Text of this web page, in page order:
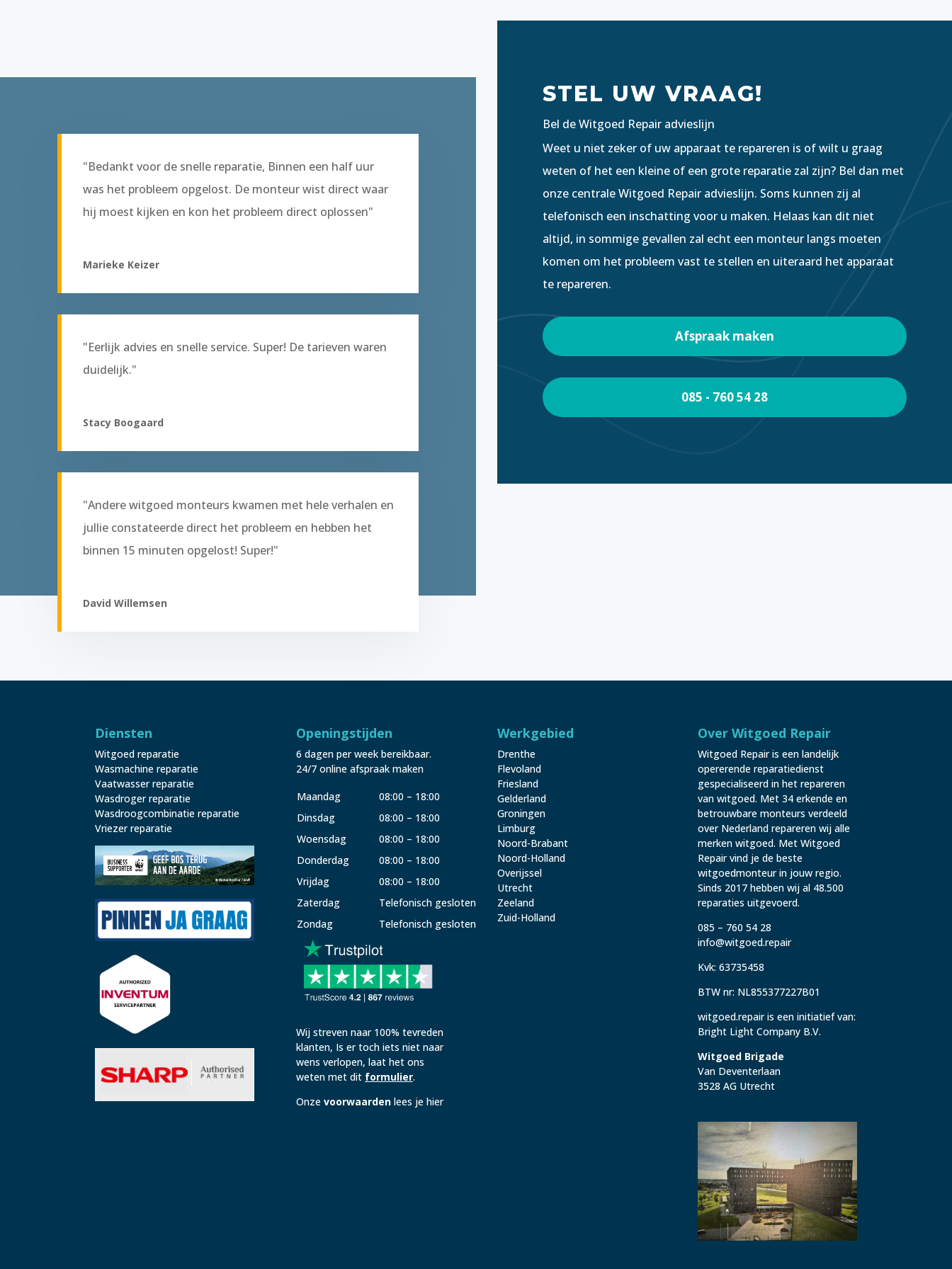
"Bedankt voor de snelle reparatie, Binnen een half uur
was het probleem opgelost. De monteur wist direct waar
hij moest kijken en kon het probleem direct oplossen"
Marieke Keizer
"Eerlijk advies en snelle service. Super! De tarieven waren
duidelijk."
Stacy Boogaard
"Andere witgoed monteurs kwamen met hele verhalen en
jullie constateerde direct het probleem en hebben het
binnen 15 minuten opgelost! Super!"
David Willemsen
STEL UW VRAAG!
Bel de Witgoed Repair advieslijn
Weet u niet zeker of uw apparaat te repareren is of wilt u graag
weten of het een kleine of een grote reparatie zal zijn? Bel dan met
onze centrale Witgoed Repair advieslijn. Soms kunnen zij al
telefonisch een inschatting voor u maken. Helaas kan dit niet
altijd, in sommige gevallen zal echt een monteur langs moeten
komen om het probleem vast te stellen en uiteraard het apparaat
te repareren.
Afspraak maken
085 - 760 54 28
Diensten
Witgoed reparatie
Wasmachine reparatie
Vaatwasser reparatie
Wasdroger reparatie
Wasdroogcombinatie reparatie
Vriezer reparatie
Openingstijden
6 dagen per week bereikbaar.
24/7 online afspraak maken
Maandag
08:00 – 18:00
Dinsdag
08:00 – 18:00
Woensdag
08:00 – 18:00
Donderdag
08:00 – 18:00
Vrijdag
08:00 – 18:00
Zaterdag
Telefonisch gesloten
Zondag
Telefonisch gesloten
Wij streven naar 100% tevreden
klanten, Is er toch iets niet naar
wens verlopen, laat het ons
weten met dit formulier.
Onze voorwaardenlees je hier
Werkgebied
Drenthe
Flevoland
Friesland
Gelderland
Groningen
Limburg
Noord-Brabant
Noord-Holland
Overijssel
Utrecht
Zeeland
Zuid-Holland
Over Witgoed Repair
Witgoed Repair is een landelijk
opererende reparatiedienst
gespecialiseerd in het repareren
van witgoed. Met 34 erkende en
betrouwbare monteurs verdeeld
over Nederland repareren wij alle
merken witgoed. Met Witgoed
Repair vind je de beste
witgoedmonteur in jouw regio.
Sinds 2017 hebben wij al 48.500
reparaties uitgevoerd.
085 – 760 54 28
info@witgoed.repair
Kvk: 63735458
BTW nr: NL855377227B01
witgoed.repair is een initiatief van:
Bright Light Company B.V.
Witgoed Brigade
Van Deventerlaan
3528 AG Utrecht